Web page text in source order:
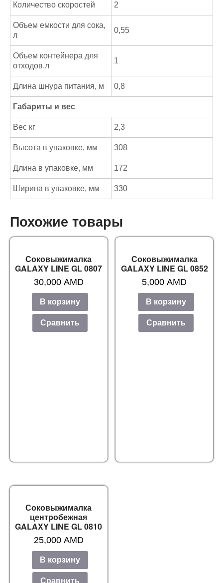
Количество скоростей 2
Объем емкости для сока,
л
0,55
Объем контейнера для
отходов,л
1
Длина шнура питания, м 0,8
Габариты и вес
Вес кг 2,3
Высота в упаковке, мм 308
Длина в упаковке, мм 172
Ширина в упаковке, мм 330
Похожие товары
Соковыжималка
GALAXY LINE GL 0807
30,000 AMD
В корзину
Сравнить
Соковыжималка
GALAXY LINE GL 0852
5,000AMD
В корзину
Сравнить
Соковыжималка
центробежная
GALAXY LINE GL 0810
25,000 AMD
В корзину
Сравнить